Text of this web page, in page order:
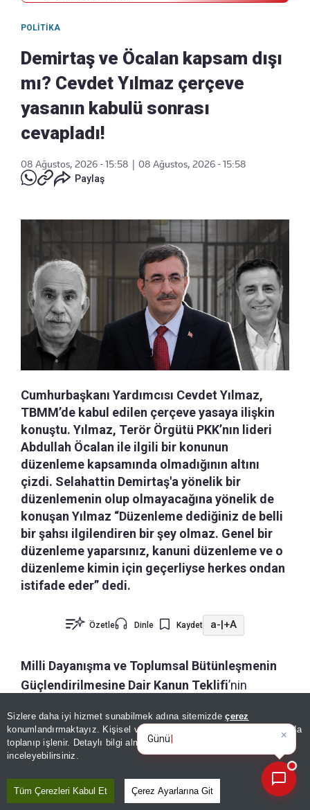
Sizlere daha iyi hizmet sunabilmek adına sitemizdeçerez
konumlandırmaktayız. Kişisel verileriniz, KVKK ve GDPR kapsamında
toplanıp işlenir. Detaylı bilgi almak içinAydınlatma Metnimizi
inceleyebilirsiniz.
Tüm Çerezleri Kabul Et Çerez Ayarlarına Git
POLITIKA
Demirtaş ve Öcalan kapsam dışı
mı? Cevdet Yılmaz çerçeve
yasanın kabulü sonrası
cevapladı!
08 Ağustos, 2026 - 15:58
08 Ağustos, 2026 - 15:58
Paylaş
Cumhurbaşkanı Yardımcısı Cevdet Yılmaz,
TBMM’de kabul edilen çerçeve yasaya ilişkin
konuştu. Yılmaz, Terör Örgütü PKK’nın lideri
Abdullah Öcalan ile ilgili bir konunun
düzenleme kapsamında olmadığının altını
çizdi. Selahattin Demirtaş'a yönelik bir
düzenlemenin olup olmayacağına yönelik de
konuşan Yılmaz “Düzenleme dediğiniz de belli
bir şahsı ilgilendiren bir şey olmaz. Genel bir
düzenleme yaparsınız, kanuni düzenleme ve o
düzenleme kimin için geçerliyse herkes ondan
istifade eder” dedi.
Özetle Dinle Kaydet a- +A
Milli Dayanışma ve Toplumsal Bütünleşmenin
Güçlendirilmesine Dair Kanun Teklifi’nin
değerlendirme yapanCumhurbaşkanı
Yardımcısı Cevdet Yılmaz, önemli mesajlar
verdi.
Yılmaz, CNN Türk canlı yayınında gündeme ilişkin
Günün spor, gündem ve
ekonomi gelişmelerini analiz
edin!